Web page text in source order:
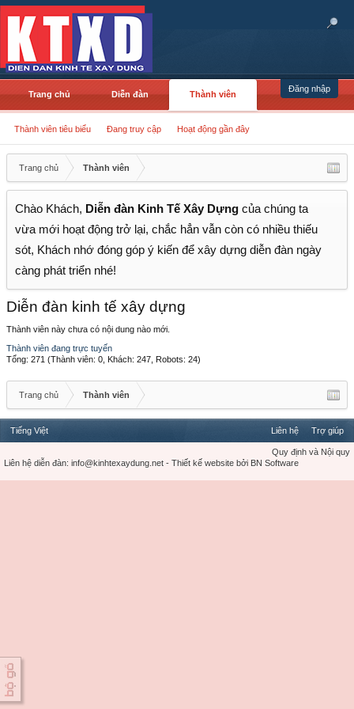
Đăng nhập
Trang chủ Diễn đàn Thành viên
Thành viên tiêu biểu Đang truy cập Hoạt động gần đây
Trang chủ Thành viên
Chào Khách, Diễn đàn Kinh Tế Xây Dựng của chúng ta
vừa mới hoạt động trở lại, chắc hẳn vẫn còn có nhiều thiếu
sót, Khách nhớ đóng góp ý kiến để xây dựng diễn đàn ngày
càng phát triển nhé!
Diễn đàn kinh tế xây dựng
Thành viên này chưa có nội dung nào mới.
Thành viên đang trực tuyến
Tổng: 271 (Thành viên: 0, Khách: 247, Robots: 24)
Trang chủ Thành viên
Tiếng Việt Liên hệ Trợ giúp
Quy định và Nội quy
Liên hệ diễn đàn: info@kinhtexaydung.net - Thiết kế website bởi BN Software